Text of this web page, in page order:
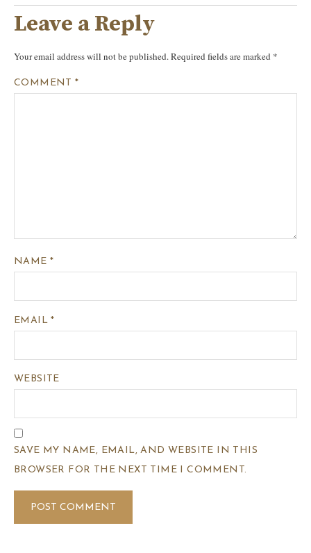
Leave a Reply
Your email address will not be published.Required fields are marked *
COMMENT*
NAME *
EMAIL*
WEBSITE
SAVE MY NAME, EMAIL, AND WEBSITE IN THIS
BROWSER FOR THE NEXT TIME I COMMENT.